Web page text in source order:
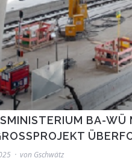
BA-
von Gschwätz